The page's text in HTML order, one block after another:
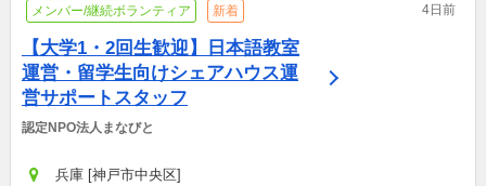
メンバー/継続ボランティア 新着 4日前
【大学1・2回生歓迎】日本語教室
運営・留学生向けシェアハウス運
営サポートスタッフ
認定NPO法人まなびと
兵庫 [神戸市中央区]